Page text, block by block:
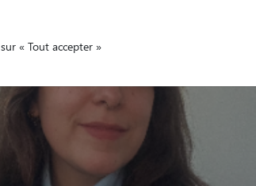
« Tout accepter »